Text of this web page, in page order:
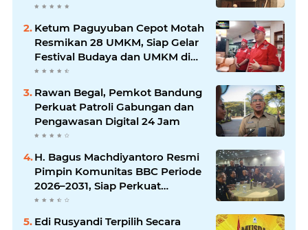
Ketum Paguyuban Cepot Motah
Resmikan 28 UMKM, Siap Gelar
Festival Budaya dan UMKM di
Jalan Braga
Rawan Begal, Pemkot Bandung
Perkuat Patroli Gabungan dan
Pengawasan Digital 24 Jam
H. Bagus Machdiyantoro Resmi
Pimpin Komunitas BBC Periode
2026–2031, Siap Perkuat
Solidaritas dan Hadirkan
Program Nyata untuk
Edi Rusyandi Terpilih Secara